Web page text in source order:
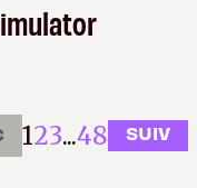
123...48 SUIV